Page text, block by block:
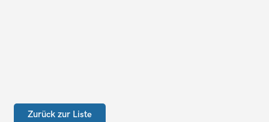
Zurück zur Liste